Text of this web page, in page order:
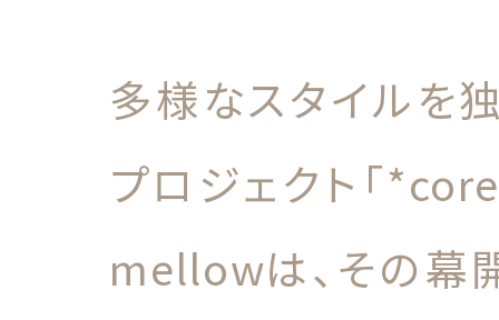
多様なスタイルを
プロジェクト「
mellowは、その